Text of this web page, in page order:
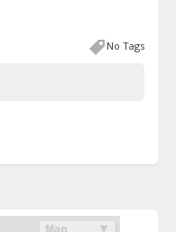
No Tags